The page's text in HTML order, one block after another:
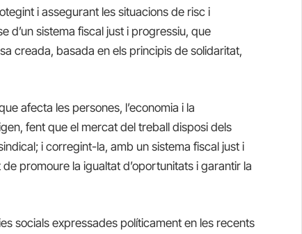
i assegurant les situacions de risc i
d’un sistema fiscal just i progressiu, que
creada, basada en els principis de solidaritat,
afecta les persones, l’economia i la
fent que el mercat del treball disposi dels
i corregint-la, amb un sistema fiscal just i
promoure la igualtat d’oportunitats i garantir la
socials expressades políticament en les recents